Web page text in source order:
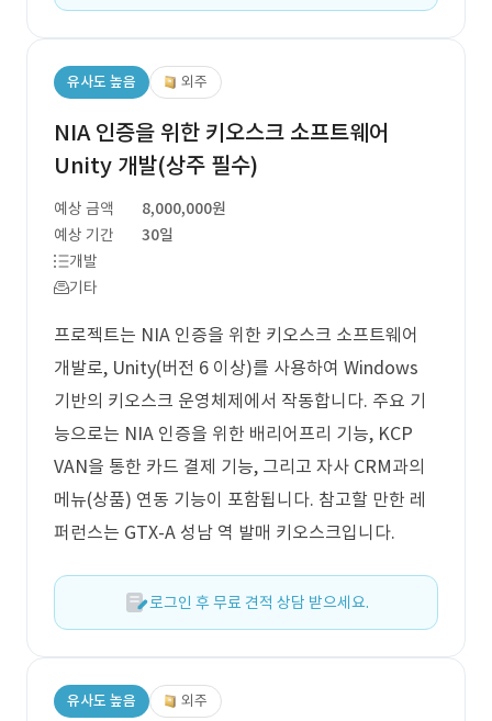
유사도 높음 외주
NIA 인증을 위한 키오스크 소프트웨어
Unity 개발(상주 필수)
예상 금액
8,000,000원
예상 기간
30일
개발
기타
프로젝트는 NIA 인증을 위한 키오스크 소프트웨어
개발로, Unity(버전 6 이상)를 사용하여 Windows
기반의 키오스크 운영체제에서 작동합니다. 주요 기
능으로는 NIA 인증을 위한 배리어프리 기능, KCP
VAN을 통한 카드 결제 기능, 그리고 자사 CRM과의
메뉴(상품) 연동 기능이 포함됩니다. 참고할 만한 레
퍼런스는 GTX-A 성남 역 발매 키오스크입니다.
로그인 후 무료 견적 상담 받으세요.
유사도 높음 외주